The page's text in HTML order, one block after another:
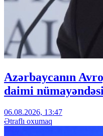
Azərbaycanın
daimi
06.08.2026, 13:47
Ətraflı oxumaq